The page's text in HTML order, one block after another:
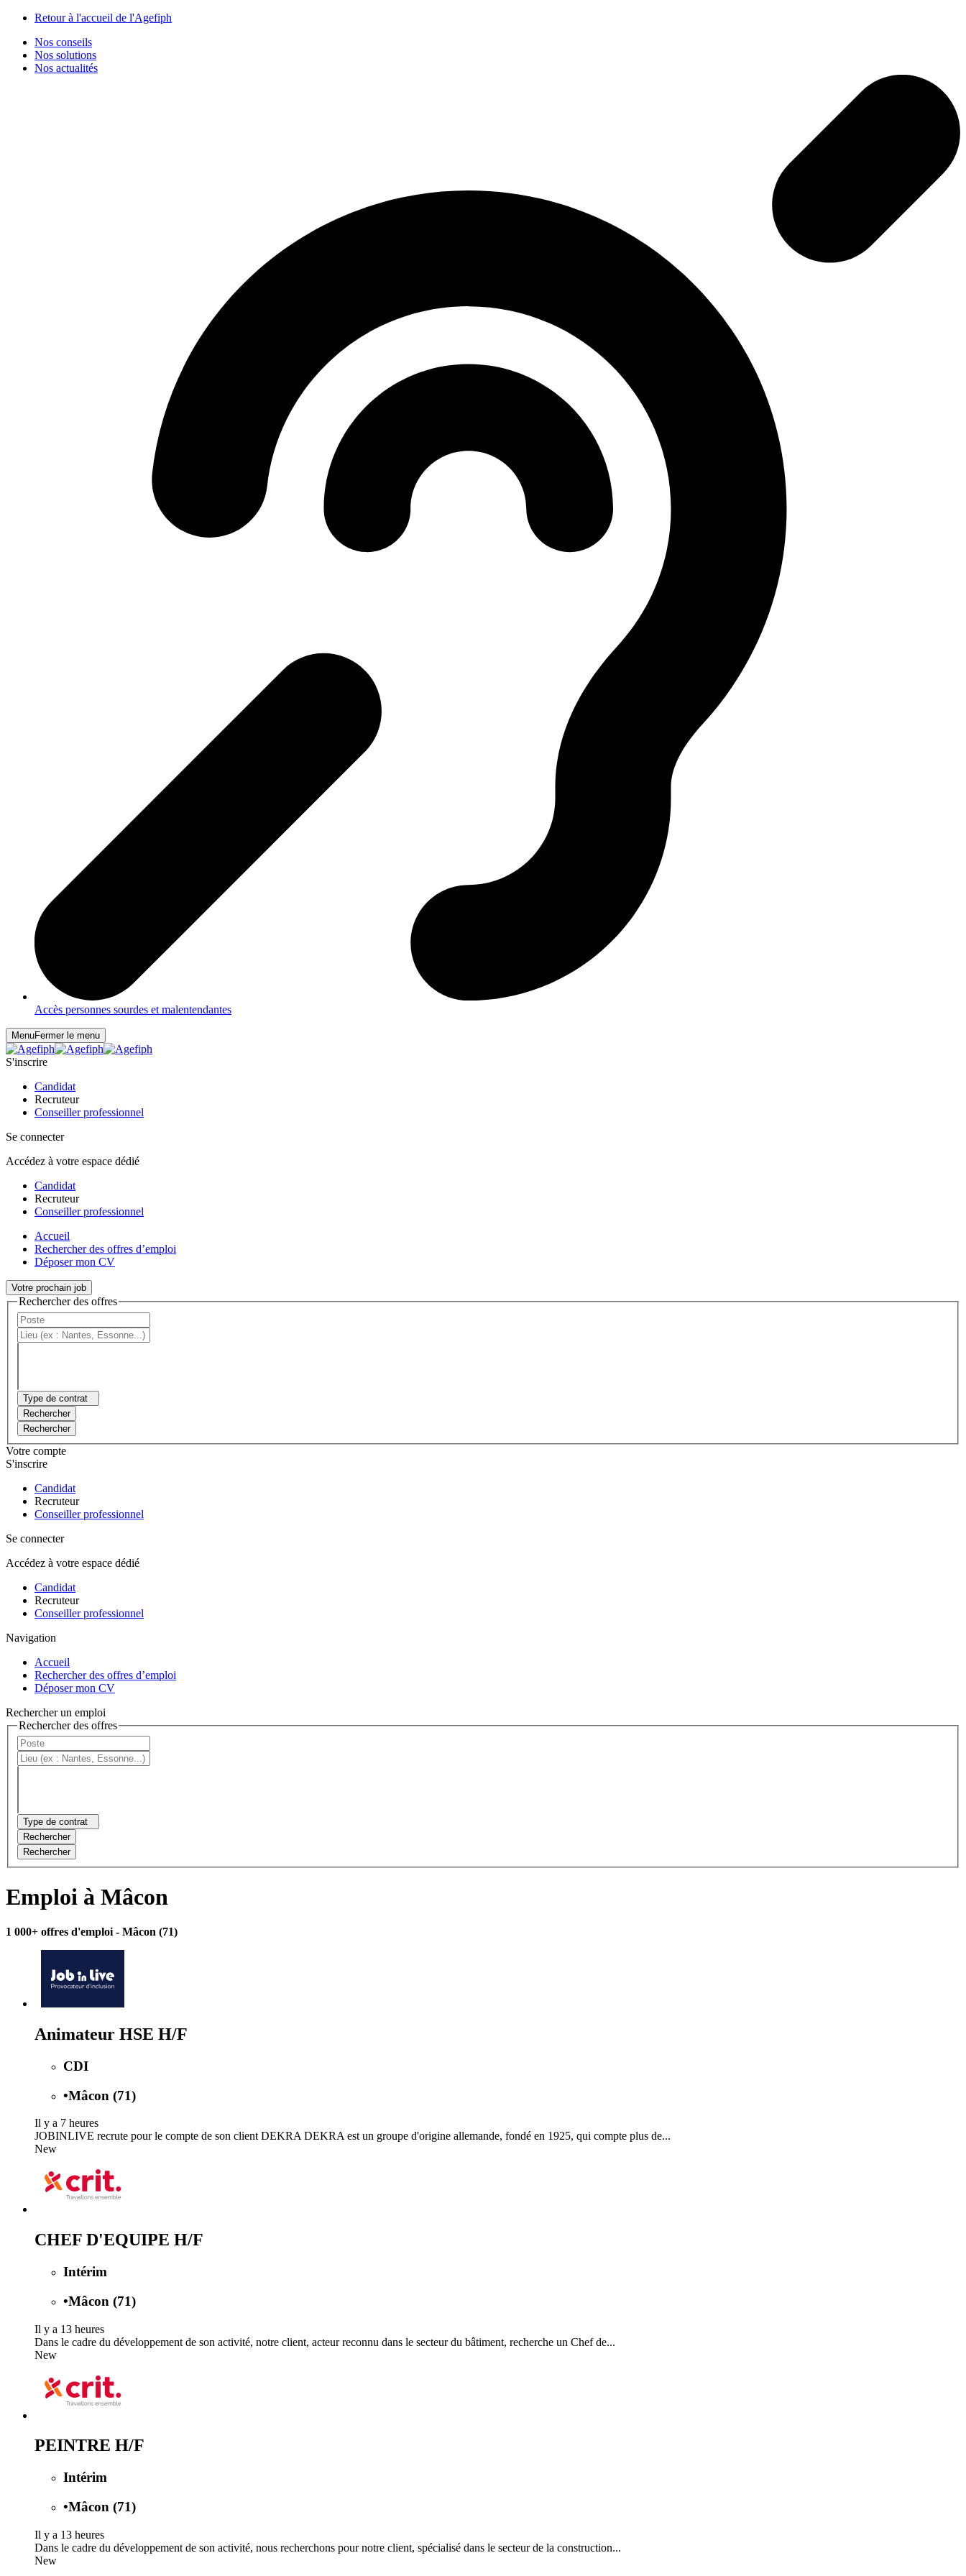
Retour à l'accueil de l'Agefiph
Nos conseils
Nos solutions
Nos actualités
Accès personnes sourdes et malentendantes
MenuFermer le menu
S'inscrire
Candidat
Recruteur
Conseiller professionnel
Se connecter
Accédez à votre espace dédié
Candidat
Recruteur
Conseiller professionnel
Accueil
Rechercher des offres d’emploi
Déposer mon CV
Votre prochain job
Rechercher des offres
Type de contrat
Rechercher
Rechercher
Votre compte
S'inscrire
Candidat
Recruteur
Conseiller professionnel
Se connecter
Accédez à votre espace dédié
Candidat
Recruteur
Conseiller professionnel
Navigation
Accueil
Rechercher des offres d’emploi
Déposer mon CV
Rechercher un emploi
Rechercher des offres
Type de contrat
Rechercher
Rechercher
Emploi à Mâcon
1 000+ offres d'emploi - Mâcon (71)
Animateur HSE H/F
CDI
•Mâcon (71)
Il y a 7 heures
JOBINLIVE recrute pour le compte de son client DEKRA DEKRA est un groupe d'origine allemande, fondé en 1925, qui compte plus de...
New
CHEF D'EQUIPE H/F
Intérim
•Mâcon (71)
Il y a 13 heures
Dans le cadre du développement de son activité, notre client, acteur reconnu dans le secteur du bâtiment, recherche un Chef de...
New
PEINTRE H/F
Intérim
•Mâcon (71)
Il y a 13 heures
Dans le cadre du développement de son activité, nous recherchons pour notre client, spécialisé dans le secteur de la construction...
New